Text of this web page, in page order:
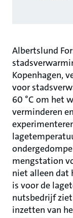
Albertslund
Kopenhagen,
voor
60 °C om het
verminderen
mengstation
niet alleen dat
is voor de
nutsbedrijf
inzetten van